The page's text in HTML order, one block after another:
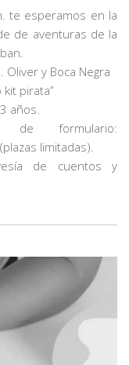
te esperamos en la
de aventuras de la
y Boca Negra
pirata”
años.
de formulario:
(plazas limitadas).
de cuentos y